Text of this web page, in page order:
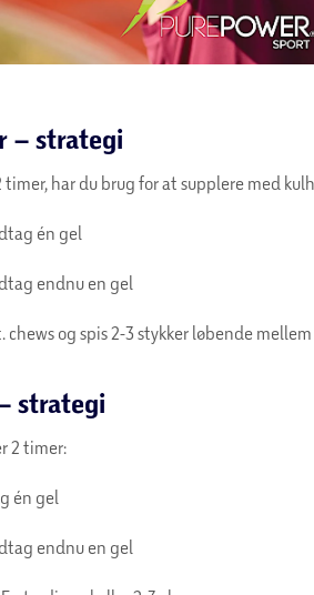
– strategi
timer, har du brug for at supplere med
én gel
endnu en gel
chews og spis 2-3 stykker løbende
strategi
2 timer:
én gel
endnu en gel